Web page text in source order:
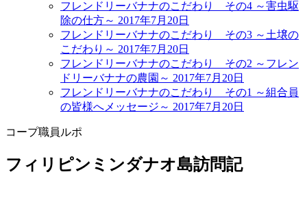
フレンドリーバナナのこだわり その4 ～害虫駆
除の仕方～ 2017年7月20日
フレンドリーバナナのこだわり その3 ～土壌の
こだわり～ 2017年7月20日
フレンドリーバナナのこだわり その2 ～フレン
ドリーバナナの農園～ 2017年7月20日
フレンドリーバナナのこだわり その1 ～組合員
の皆様へメッセージ～ 2017年7月20日
コープ職員ルポ
フィリピンミンダナオ島訪問記